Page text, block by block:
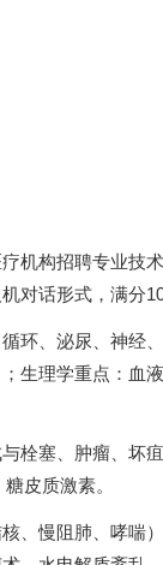
机构招聘专业技
话形式，满分
环、泌尿、神经
生理学重点：血
栓塞、肿瘤、坏
皮质激素。
、慢阻肺、哮喘